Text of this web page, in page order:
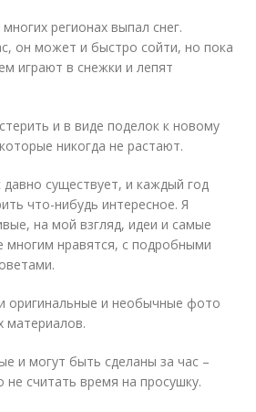
регионах выпал снег.
он может и быстро сойти, но пока
играют в снежки и лепят
и в виде поделок к новому
никогда не растают.
давно существует, и каждый год
что-нибудь интересное. Я
на мой взгляд, идеи и самые
многим нравятся, с подробными
оригинальные и необычные фото
материалов.
и могут быть сделаны за час –
не считать время на просушку.